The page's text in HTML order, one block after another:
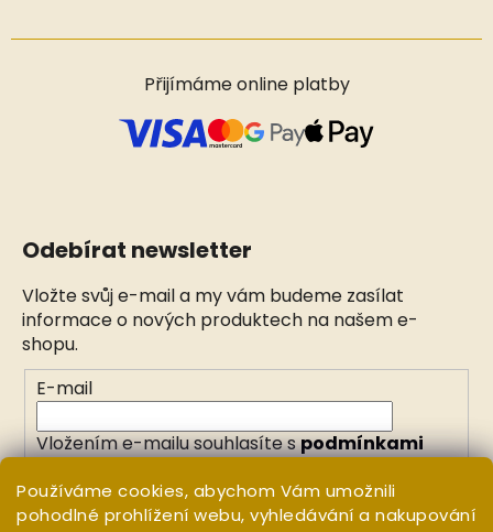
Používáme cookies, abychom Vám umožnili
pohodlné prohlížení webu, vyhledávání a nakupování
Přijímáme online platby
Odebírat newsletter
Vložte svůj e-mail a my vám budeme zasílat
informace o nových produktech na našem e-
shopu.
E-mail
Vložením e-mailu souhlasíte spodmínkami
PŘIHLÁSIT SE